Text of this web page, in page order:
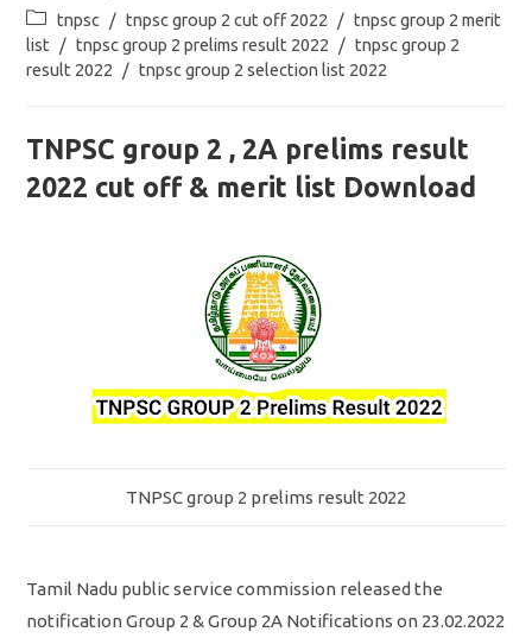
published:
Post
category:
tnpsc / tnpsc group 2 cut off 2022 / tnpsc group 2 merit
list / tnpsc group 2 prelims result 2022 / tnpsc group 2
result 2022 / tnpsc group 2 selection list 2022
TNPSC group 2 , 2A prelims result
2022 cut off & merit list Download
TNPSC group 2 prelims result 2022
Tamil Nadu public service commission released the
notification Group 2 & Group 2A Notifications on 23.02.2022